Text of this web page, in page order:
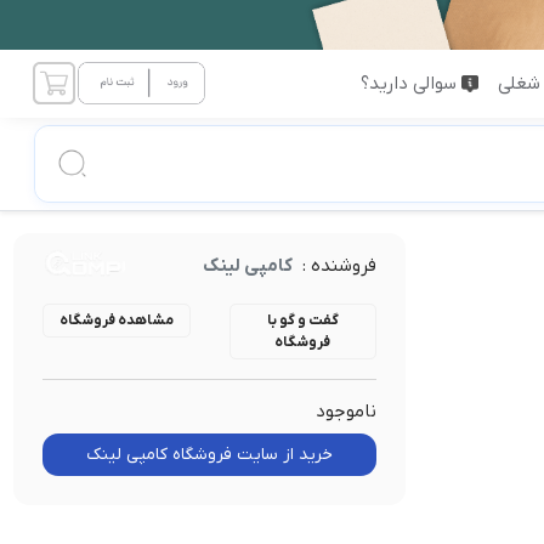
سوالی دارید؟
فروشنده : کامپی لینک
گفت و گو با
فروشگاه
مشاهده فروشگاه
ناموجود
خرید از سایت فروشگاه کامپی لینک